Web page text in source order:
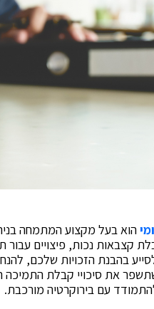
הוא בעל מקצוע המתמחה
קצבאות נכות, פיצויים עבור
לסייע בהבנת הזכויות שלכם,
את סיכויי קבלת התמיכה
עם בירוקרטיה מורכבת.